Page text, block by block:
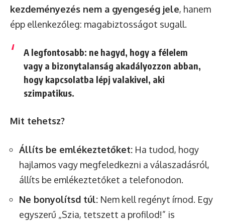
kezdeményezés nem a gyengeség jele, hanem
épp ellenkezőleg: magabiztosságot sugall.
A legfontosabb: ne hagyd, hogy a félelem
vagy a bizonytalanság akadályozzon abban,
hogy kapcsolatba lépj valakivel, aki
szimpatikus.
Mit tehetsz?
Állíts be emlékeztetőket: Ha tudod, hogy
hajlamos vagy megfeledkezni a válaszadásról,
állíts be emlékeztetőket a telefonodon.
Ne bonyolítsd túl: Nem kell regényt írnod. Egy
egyszerű „Szia, tetszett a profilod!” is